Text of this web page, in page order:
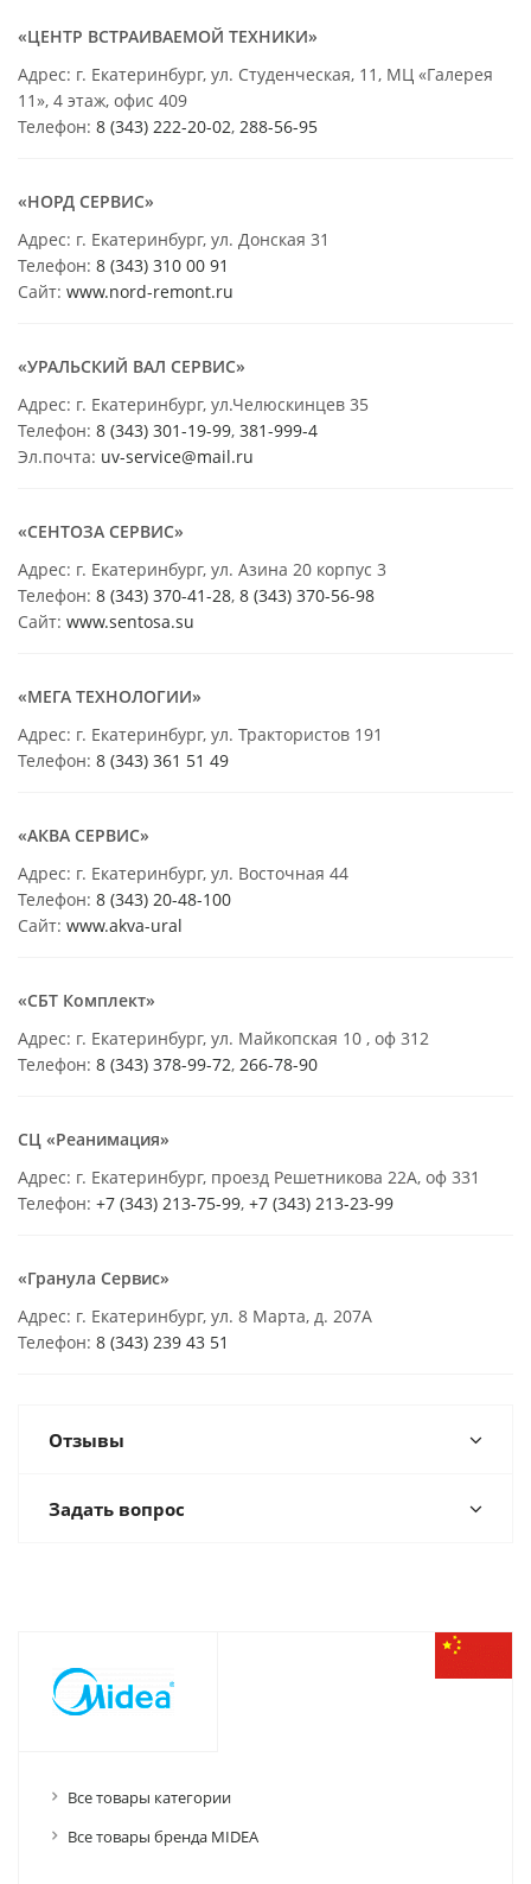
«ЦЕНТР ВСТРАИВАЕМОЙ ТЕХНИКИ»
Адрес: г. Екатеринбург, ул. Студенческая, 11, МЦ «Галерея
11», 4 этаж, офис 409
Телефон: 8 (343) 222-20-02, 288-56-95
«НОРД СЕРВИС»
Адрес: г. Екатеринбург, ул. Донская 31
Телефон: 8 (343) 310 00 91
Сайт: www.nord-remont.ru
«УРАЛЬСКИЙ ВАЛ СЕРВИС»
Адрес: г. Екатеринбург, ул.Челюскинцев 35
Телефон: 8 (343) 301-19-99, 381-999-4
Эл.почта: uv-service@mail.ru
«СЕНТОЗА СЕРВИС»
Адрес: г. Екатеринбург, ул. Азина 20 корпус 3
Телефон: 8 (343) 370-41-28, 8 (343) 370-56-98
Сайт: www.sentosa.su
«МЕГА ТЕХНОЛОГИИ»
Адрес: г. Екатеринбург, ул. Трактористов 191
Телефон: 8 (343) 361 51 49
«АКВА СЕРВИС»
Адрес: г. Екатеринбург, ул. Восточная 44
Телефон: 8 (343) 20-48-100
Сайт: www.akva-ural
«СБТ Комплект»
Адрес: г. Екатеринбург, ул. Майкопская 10 , оф 312
Телефон: 8 (343) 378-99-72, 266-78-90
СЦ «Реанимация»
Адрес: г. Екатеринбург, проезд Решетникова 22А, оф 331
Телефон: +7 (343) 213-75-99, +7 (343) 213-23-99
«Гранула Сервис»
Адрес: г. Екатеринбург, ул. 8 Марта, д. 207А
Телефон: 8 (343) 239 43 51
Отзывы
Задать вопрос
Все товары категории
Все товары бренда MIDEA